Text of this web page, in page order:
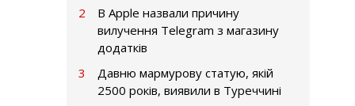
2
В Apple назвали причину
вилучення Telegram з магазину
додатків
3
Давню мармурову статую, якій
2500 років, виявили в Туреччині